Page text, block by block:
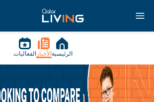
الرئيسية الأخبار الفعاليات